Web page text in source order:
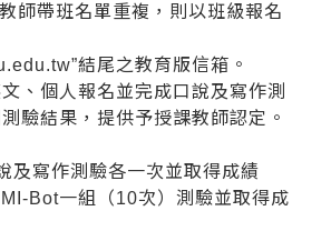
師帶班名單重複，則以班級報名
結尾之教育版信箱。
、個人報名並完成口說及寫作測
驗結果，提供予授課教師認定。
及寫作測驗各一次並取得成績
Bot一組（10次）測驗並取得成